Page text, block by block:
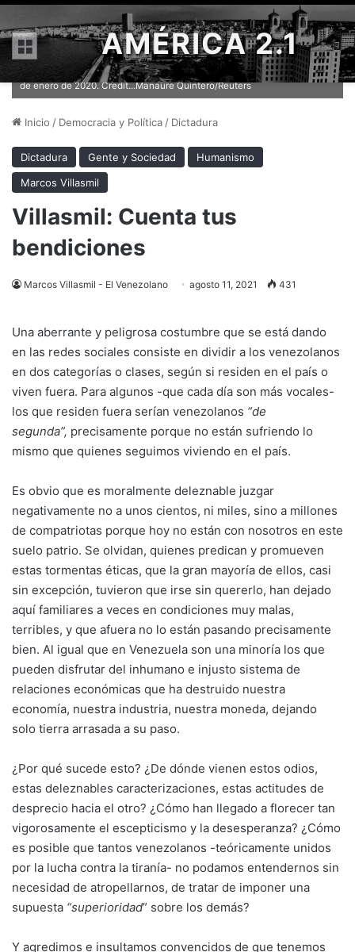
Menú AMÉRICA 2.1
Algunos manifestantes hicieron un nudo en una bandera de
Venezuela durante una marcha a favor de Juan Guaidó en Caracas el 11
de enero de 2020. Credit...Manaure Quintero/Reuters
Inicio / Democracia y Política / Dictadura
Dictadura Gente y Sociedad
Humanismo
Marcos Villasmil
Villasmil: Cuenta tus
bendiciones
Marcos Villasmil - El Venezolano agosto 11, 2021 431
Una aberrante y peligrosa costumbre que se está dando
en las redes sociales consiste en dividir a los venezolanos
en dos categorías o clases, según si residen en el país o
viven fuera. Para algunos -que cada día son más vocales-
los que residen fuera serían venezolanos “de
segunda”, precisamente porque no están sufriendo lo
mismo que quienes seguimos viviendo en el país.
Es obvio que es moralmente deleznable juzgar
negativamente no a unos cientos, ni miles, sino a millones
de compatriotas porque hoy no están con nosotros en este
suelo patrio. Se olvidan, quienes predican y promueven
estas tormentas éticas, que la gran mayoría de ellos, casi
sin excepción, tuvieron que irse sin quererlo, han dejado
aquí familiares a veces en condiciones muy malas,
terribles, y que afuera no lo están pasando precisamente
bien. Al igual que en Venezuela son una minoría los que
pueden disfrutar del inhumano e injusto sistema de
relaciones económicas que ha destruido nuestra
economía, nuestra industria, nuestra moneda, dejando
solo tierra arrasada a su paso.
¿Por qué sucede esto? ¿De dónde vienen estos odios,
estas deleznables caracterizaciones, estas actitudes de
desprecio hacia el otro? ¿Cómo han llegado a florecer tan
vigorosamente el escepticismo y la desesperanza? ¿Cómo
es posible que tantos venezolanos -teóricamente unidos
por la lucha contra la tiranía- no podamos entendernos sin
necesidad de atropellarnos, de tratar de imponer una
supuesta “superioridad” sobre los demás?
Y agredimos e insultamos convencidos de que tenemos